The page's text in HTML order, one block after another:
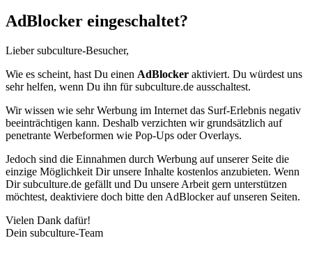
AdBlocker eingeschaltet?
Lieber subculture-Besucher,
Wie es scheint, hast Du einen AdBlocker aktiviert. Du würdest uns
sehr helfen, wenn Du ihn für subculture.de ausschaltest.
Wir wissen wie sehr Werbung im Internet das Surf-Erlebnis negativ
beeinträchtigen kann. Deshalb verzichten wir grundsätzlich auf
penetrante Werbeformen wie Pop-Ups oder Overlays.
Jedoch sind die Einnahmen durch Werbung auf unserer Seite die
einzige Möglichkeit Dir unsere Inhalte kostenlos anzubieten. Wenn
Dir subculture.de gefällt und Du unsere Arbeit gern unterstützen
möchtest, deaktiviere doch bitte den AdBlocker auf unseren Seiten.
Vielen Dank dafür!
Dein subculture-Team